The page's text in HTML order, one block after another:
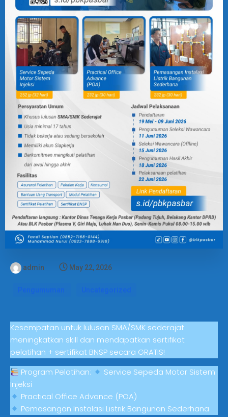
admin May 22, 2026
Pengumuman Uncategorized
Kesempatan untuk lulusan SMA/SMK sederajat
meningkatkan skill dan mendapatkan sertifikat
pelatihan + sertifikat BNSP secara GRATIS!
Program Pelatihan:
Service Sepeda Motor Sistem
Injeksi
Practical Office Advance (POA)
Pemasangan Instalasi Listrik Bangunan Sederhana